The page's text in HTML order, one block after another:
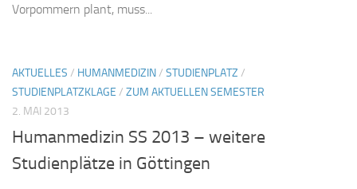
Vorpommern plant, muss...
AKTUELLES / HUMANMEDIZIN/ STUDIENPLATZ /
STUDIENPLATZKLAGE / ZUM AKTUELLEN SEMESTER
2. MAI 2013
Humanmedizin SS 2013 – weitere
Studienplätze in Göttingen